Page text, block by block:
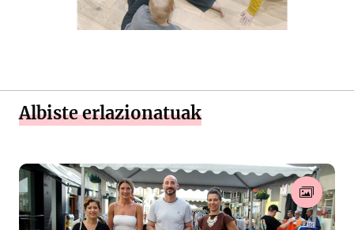
Albiste erlazionatuak